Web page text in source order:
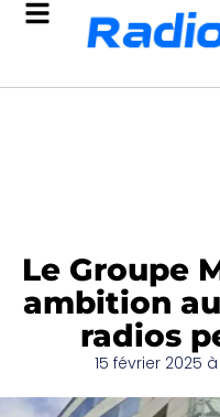
Le Groupe
ambition
radios
15 février 2025